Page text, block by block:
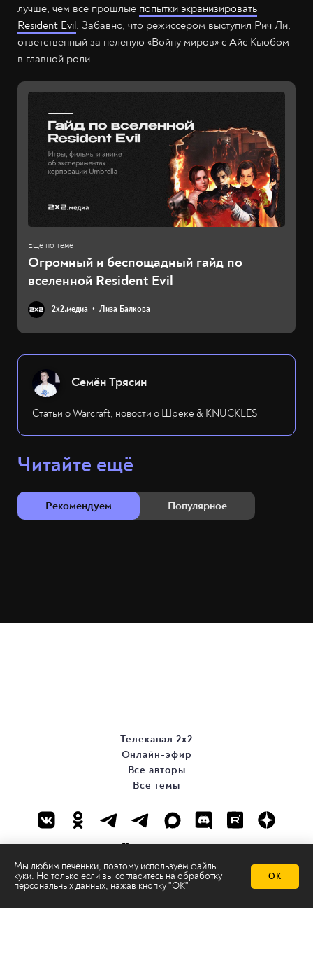
лучше, чем все прошлые попытки экранизировать
Resident Evil. Забавно, что режиссёром выступил Рич Ли,
ответственный за нелепую «Войну миров» с Айс Кьюбом
в главной роли.
Огромный и беспощадный гайд по
вселенной Resident Evil
2х2.медиа Лиза Балкова
Семён Трясин
Статьи о Warcraft, новости о Шреке & KNUCKLES
Читайте ещё
Рекомендуем Популярное
Мы любим печеньки, поэтому используем файлы
куки. Но только если вы согласитесь на обработку
персональных данных, нажав кнопку "ОК"
ОК
Телеканал 2х2
Онлайн-эфир
Все авторы
Все темы
© ООО «ТРК «2Х2», 2026
Правовая информация